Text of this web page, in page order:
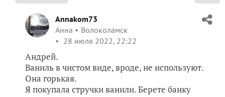
Annakom73
Анна
Волоколамск
28 июля 2022, 22:22
Андрей.
Ваниль в чистом виде, вроде, не используют.
Она горькая.
Я покупала стручки ванили. Берете банку